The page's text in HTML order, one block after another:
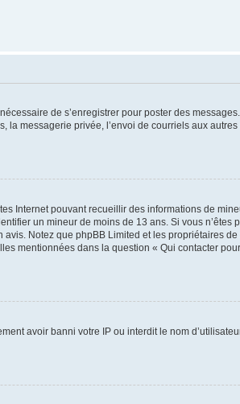
de s’enregistrer pour poster des
messagerie privée, l’envoi de courriels aux
Internet pouvant recueillir des informations de
un mineur de moins de 13 ans. Si vous n’êtes
Notez que phpBB Limited et les propriétaires
mentionnées dans la question « Qui contacter
avoir banni votre IP ou interdit le nom